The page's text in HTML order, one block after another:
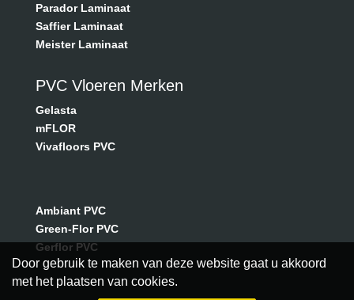
Parador Laminaat
Saffier Laminaat
Meister Laminaat
PVC Vloeren Merken
Gelasta
mFLOR
Vivafloors PVC
Ambiant PVC
Green-Flor PVC
Gerflor PVC
Door gebruik te maken van deze website gaat u akkoord
met het plaatsen van cookies.